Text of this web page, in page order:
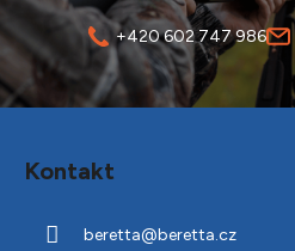
+420 602 747 986
Kontakt
beretta@beretta.cz